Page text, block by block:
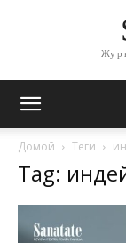
Домой Теги
Tag: